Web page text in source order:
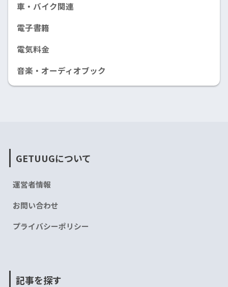
車・バイク関連
電子書籍
電気料金
音楽・オーディオブック
GETUUGについて
運営者情報
お問い合わせ
プライバシーポリシー
記事を探す